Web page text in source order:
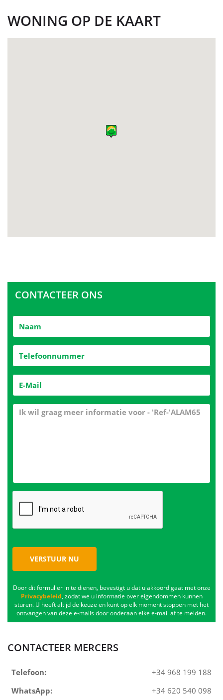
WONING OP DE KAART
CONTACTEER ONS
VERSTUUR NU
Door dit formulier in te dienen, bevestigt u dat u akkoord gaat met onze
Privacybeleid, zodat we u informatie over eigendommen kunnen
sturen. U heeft altijd de keuze en kunt op elk moment stoppen met het
ontvangen van deze e-mails door onderaan elke e-mail af te melden.
CONTACTEER MERCERS
Telefoon:
+34 968 199 188
WhatsApp:
+34 620 540 098